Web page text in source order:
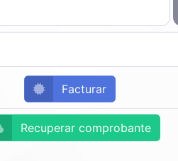
Facturar
Recuperar comprobante